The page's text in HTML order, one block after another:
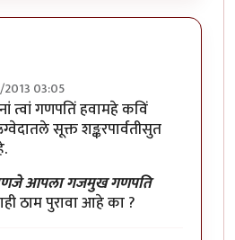
2013 03:05
सार!byबॅटमॅन
त्वां गणपतिं हवामहे कविं
सूक्त शङ्करपार्वतीसुत
आपला गजमुख गणपति
ठाम पुरावा आहे का ?